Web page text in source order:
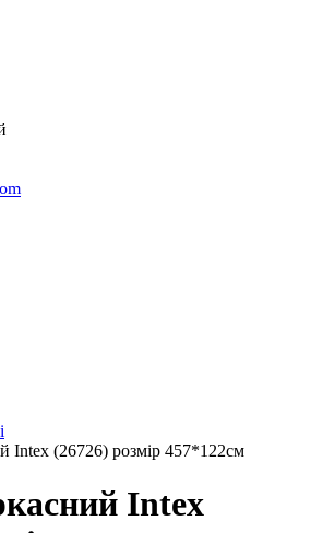
Intex (26726) розмір 457*122см
Intex